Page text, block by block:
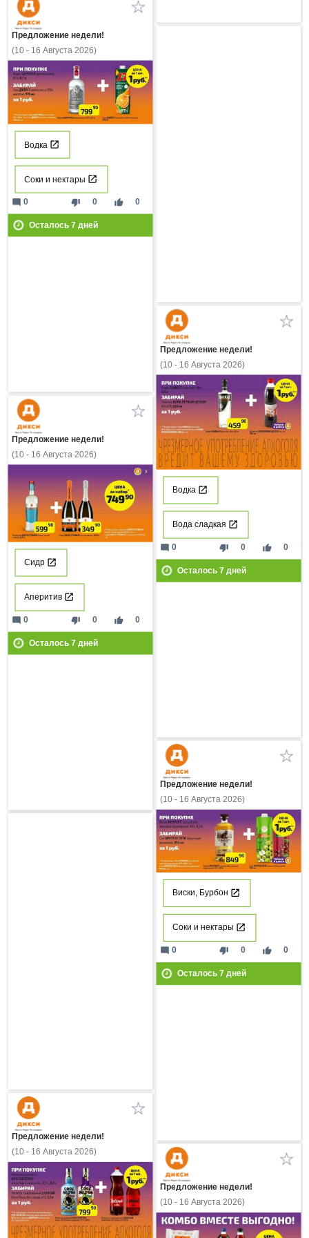
Предложение недели!
(10 - 16 Августа 2026)
Водка
Соки и нектары
thumb_down 0 thumb_up 0
mode_comment 0
Осталось 7дней
Предложение недели!
(10 - 16 Августа 2026)
Водка
Вода сладкая
thumb_down 0 thumb_up 0
mode_comment 0
Осталось 7дней
Предложение недели!
(10 - 16 Августа 2026)
Сидр
Аперитив
thumb_down 0 thumb_up 0
mode_comment 0
Осталось 7дней
Предложение недели!
(10 - 16 Августа 2026)
Виски, Бурбон
Соки и нектары
thumb_down 0 thumb_up 0
mode_comment 0
Осталось 7дней
Предложение недели!
(10 - 16 Августа 2026)
Предложение недели!
(10 - 16 Августа 2026)